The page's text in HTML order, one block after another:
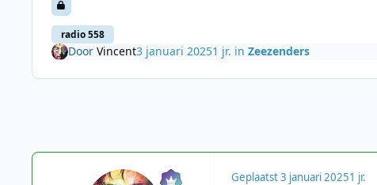
radio 558
Door Vincent3 januari 20251 jr. in Zeezenders
Geplaatst3 januari 20251 jr.